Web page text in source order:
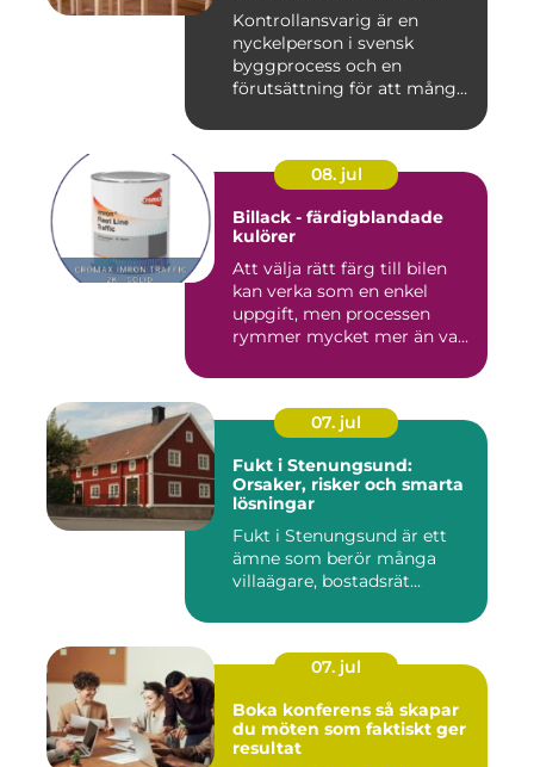
Kontrollansvarig är en
nyckelperson i svensk
byggprocess och en
förutsättning för att många
08. jul
Billack - färdigblandade
kulörer
Att välja rätt färg till bilen
kan verka som en enkel
uppgift, men processen
rymmer mycket mer än va...
07. jul
Fukt i Stenungsund:
Orsaker, risker och smarta
lösningar
Fukt i Stenungsund är ett
ämne som berör många
villaägare, bostadsrät...
07. jul
Boka konferens så skapar
du möten som faktiskt ger
resultat